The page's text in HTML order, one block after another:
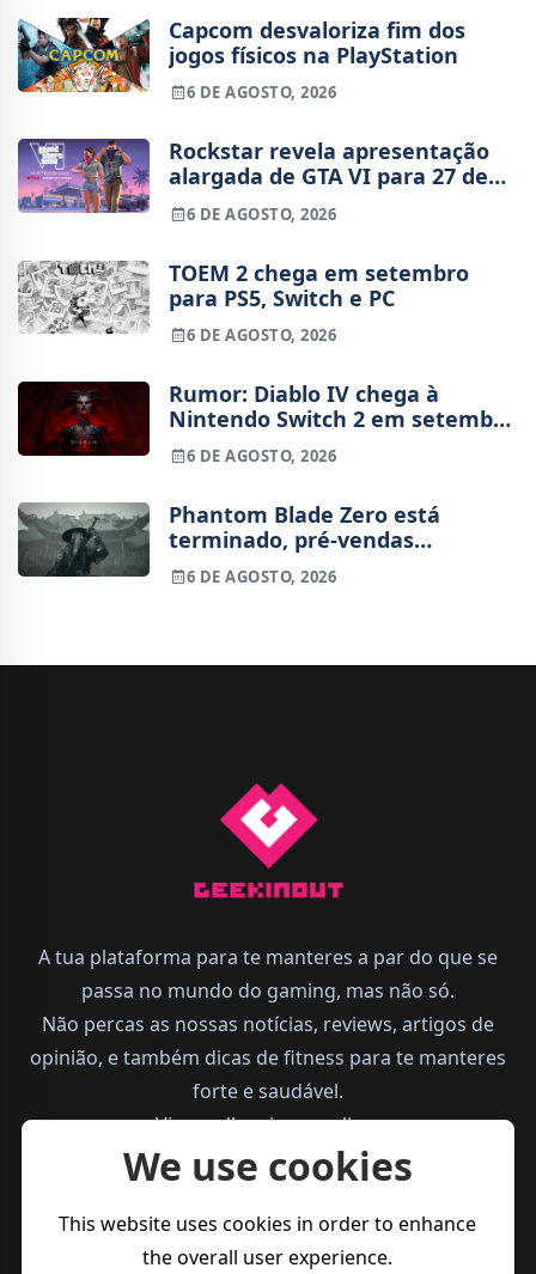
Capcom desvaloriza fim dos
jogos físicos na PlayStation
6 DE AGOSTO, 2026
Rockstar revela apresentação
alargada de GTA VI para 27 de
agosto
6 DE AGOSTO, 2026
TOEM 2 chega em setembro
para PS5, Switch e PC
6 DE AGOSTO, 2026
Rumor: Diablo IV chega à
Nintendo Switch 2 em setembro
e vai custar o preço de um jogo
novo
6 DE AGOSTO, 2026
Phantom Blade Zero está
terminado, pré-vendas
começam na próxima semana
6 DE AGOSTO, 2026
A tua plataforma para te manteres a par do que se
passa no mundo do gaming, mas não só.
Não percas as nossas notícias, reviews, artigos de
opinião, e também dicas de fitness para te manteres
forte e saudável.
Vive melhor, joga melhor.
We use cookies
This website uses cookies in order to enhance
the overall user experience.